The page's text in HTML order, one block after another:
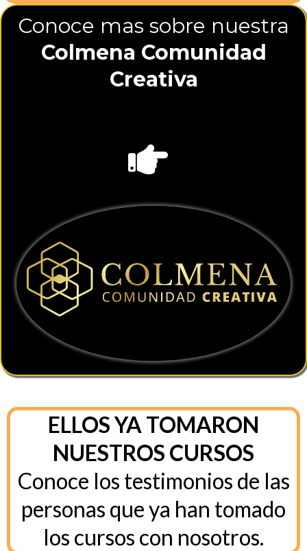
Conoce mas sobre nuestra
Colmena Comunidad
Creativa
ELLOS YA TOMARON
NUESTROS CURSOS
Conoce los testimonios de las
personas que ya han tomado
los cursos con nosotros.